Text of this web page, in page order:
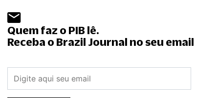
Quem faz o PIB lê.
Receba o Brazil Journal no seu email